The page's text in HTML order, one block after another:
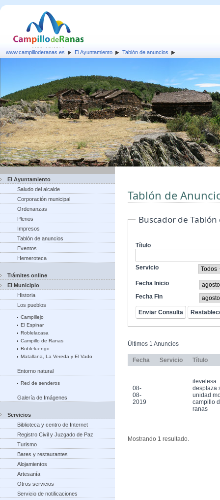
www.campilloderanas.es El Ayuntamiento Tablón de anuncios
El Ayuntamiento
Saludo del alcalde
Corporación municipal
Ordenanzas
Plenos
Impresos
Tablón de anuncios
Eventos
Hemeroteca
Trámites online
El Municipio
Historia
Los pueblos
Campillejo
El Espinar
Roblelacasa
Campillo de Ranas
Robleluengo
Matallana, La Vereda y El Vado
Entorno natural
Red de senderos
Galería de Imágenes
Servicios
Biblioteca y centro de Internet
Registro Civil y Juzgado de Paz
Turismo
Bares y restaurantes
Alojamientos
Artesanía
Otros servicios
Servicio de notificaciones
Tablón de
Buscador de
Título
Servicio
Fecha Inicio
Fecha Fin
Últimos 1 Anuncios
Fecha Servicio Título
08-
08-
2019
itevelesa
desplaza
unidad
campillo
ranas
Mostrando 1 resultado.